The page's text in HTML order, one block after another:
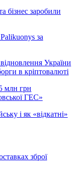
бізнес заробили
за
України
в кріптовалюті
млн грн
ГЕС»
і як «відкатні»
зброї